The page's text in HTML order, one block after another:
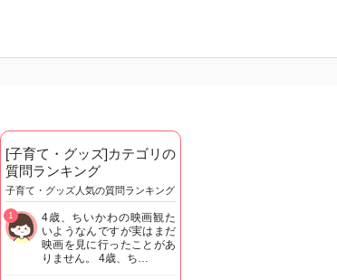
[子育て・グッズ]カテゴリの
質問ランキング
子育て・グッズ人気の質問ランキング
4歳、ちいかわの映画観た
いようなんですが実はまだ
映画を見に行ったことがあ
りません。 4歳、ち…
1